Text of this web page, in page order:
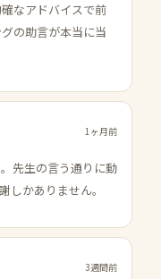
なアドバイスで前
の助言が本当に当
1ヶ月前
先生の言う通りに動
しかありません。
3週間前